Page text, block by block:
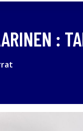
: